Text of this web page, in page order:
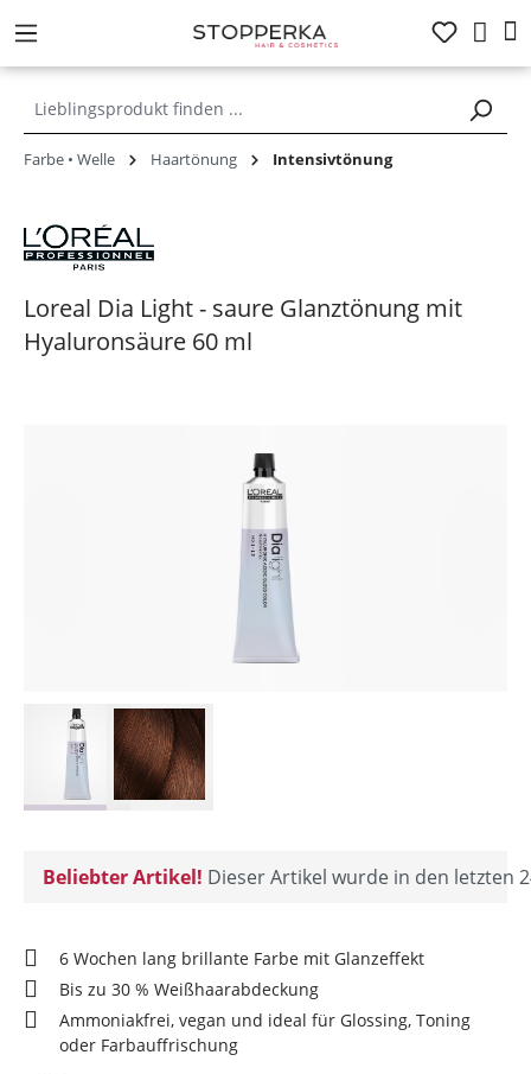
springen
Farbe • Welle Haartönung Intensivtönung
Loreal Dia Light - saure Glanztönung mit
Hyaluronsäure 60 ml
Beliebter Artikel! Dieser Artikel wurde in den letzten
6 Wochen lang brillante Farbe mit Glanzeffekt
Bis zu 30 % Weißhaarabdeckung
Ammoniakfrei, vegan und ideal für Glossing, Toning
oder Farbauffrischung